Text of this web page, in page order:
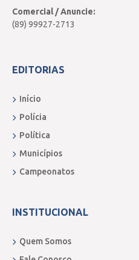
Comercial / Anuncie:
(89) 99927-2713
EDITORIAS
Início
Polícia
Política
Municípios
Campeonatos
INSTITUCIONAL
Quem Somos